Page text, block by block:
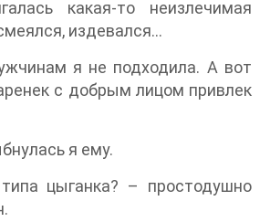
какая-то неизлечимая
издевался…
я не подходила. А вот
с добрым лицом привлек
я ему.
цыганка? – простодушно